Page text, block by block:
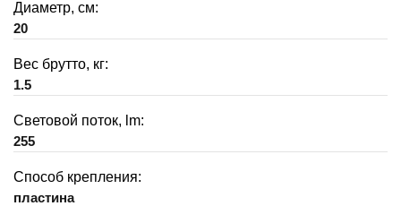
Диаметр, см:
20
Вес брутто, кг:
1.5
Световой поток, lm:
255
Способ крепления:
пластина